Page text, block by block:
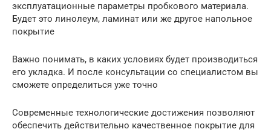
эксплуатационные параметры пробкового материала.
Будет это линолеум, ламинат или же другое напольное
покрытие
Важно понимать, в каких условиях будет производиться
его укладка. И после консультации со специалистом вы
сможете определиться уже точно
Современные технологические достижения позволяют
обеспечить действительно качественное покрытие для